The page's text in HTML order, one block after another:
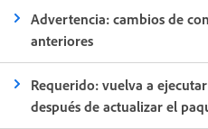
Advertencia: cambios de
anteriores
Requerido: vuelva a
después de actualizar el